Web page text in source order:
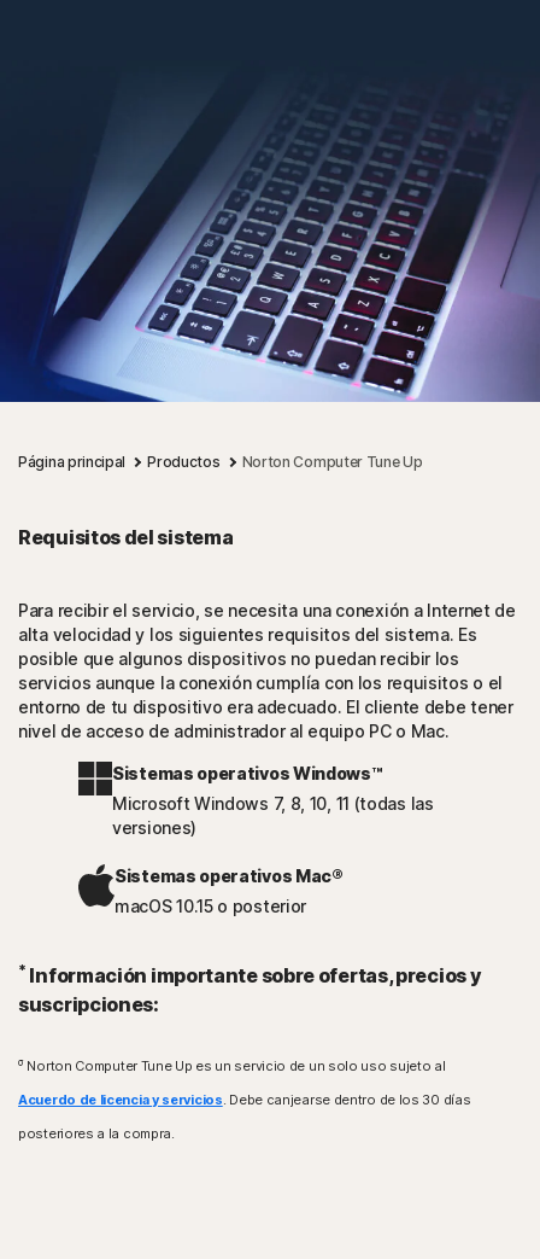
Página principal Productos Norton Computer Tune Up
Requisitos del sistema
Para recibir el servicio, se necesita una conexión a Internet de
alta velocidad y los siguientes requisitos del sistema. Es
posible que algunos dispositivos no puedan recibir los
servicios aunque la conexión cumplía con los requisitos o el
entorno de tu dispositivo era adecuado. El cliente debe tener
nivel de acceso de administrador al equipo PC o Mac.
Sistemas operativos Windows™
Microsoft Windows 7, 8, 10, 11 (todas las
versiones)
Sistemas operativos Mac®
macOS 10.15 o posterior
* Información importante sobre ofertas, precios y
suscripciones:
σNorton Computer Tune Up es un servicio de un solo uso sujeto al
Acuerdo de licencia y servicios . Debe canjearse dentro de los 30 días
posteriores a la compra.